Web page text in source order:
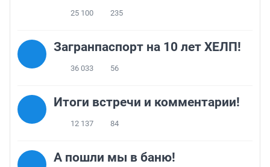
25 100 235
Загранпаспорт на 10 лет ХЕЛП!
36 033 56
Итоги встречи и комментарии!
12 137 84
А пошли мы в баню!